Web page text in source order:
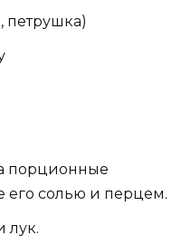
петрушка)
порционные
его солью и перцем.
лук.